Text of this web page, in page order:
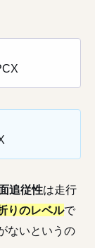
追従性は走行
りのレベルで
ないというの